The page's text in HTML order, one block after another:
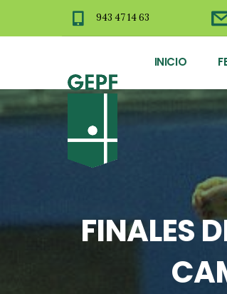
943 47 14 63
INICIO
FINALES